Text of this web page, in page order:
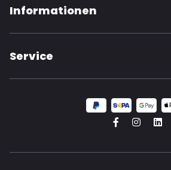
Informationen
Service